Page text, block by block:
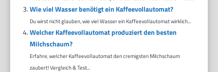
Wie viel Wasser benötigt ein Kaffeevollautomat?
Du wirst nicht glauben, wie viel Wasser ein Kaffeevollautomat wirklich...
Welcher Kaffeevollautomat produziert den besten
Milchschaum?
Erfahre, welcher Kaffeevollautomat den cremigsten Milchschaum
zaubert! Vergleich & Test...